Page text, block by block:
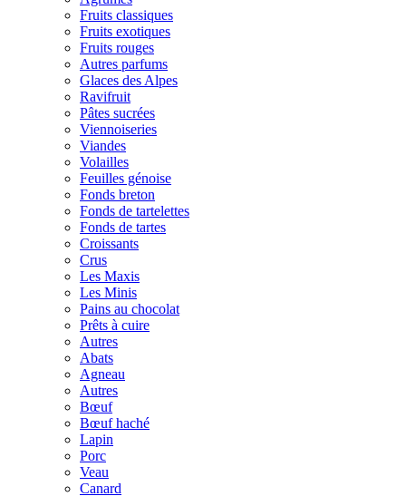
Fruits classiques
Fruits exotiques
Fruits rouges
Autres parfums
Glaces des Alpes
Ravifruit
Pâtes sucrées
Viennoiseries
Viandes
Volailles
Feuilles génoise
Fonds breton
Fonds de tartelettes
Fonds de tartes
Croissants
Crus
Les Maxis
Les Minis
Pains au chocolat
Prêts à cuire
Autres
Abats
Agneau
Autres
Bœuf
Bœuf haché
Lapin
Porc
Veau
Canard